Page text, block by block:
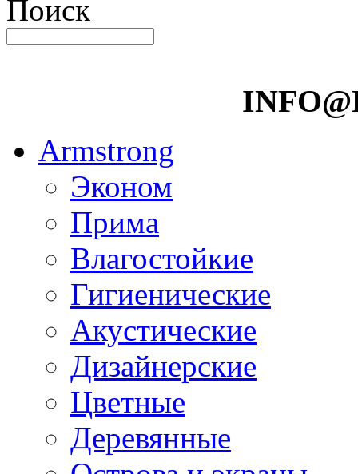
Поиск
Armstrong
Эконом
Прима
Влагостойкие
Гигиенические
Акустические
Дизайнерские
Цветные
Деревянные